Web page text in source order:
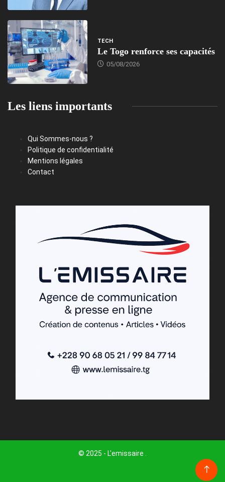
TECH
Le Togo renforce ses capacités
05/08/2026
Les liens importants
Qui Sommes-nous ?
Politique de confidentialité
Mentions légales
Contact
© 2025 - L'emissaire .